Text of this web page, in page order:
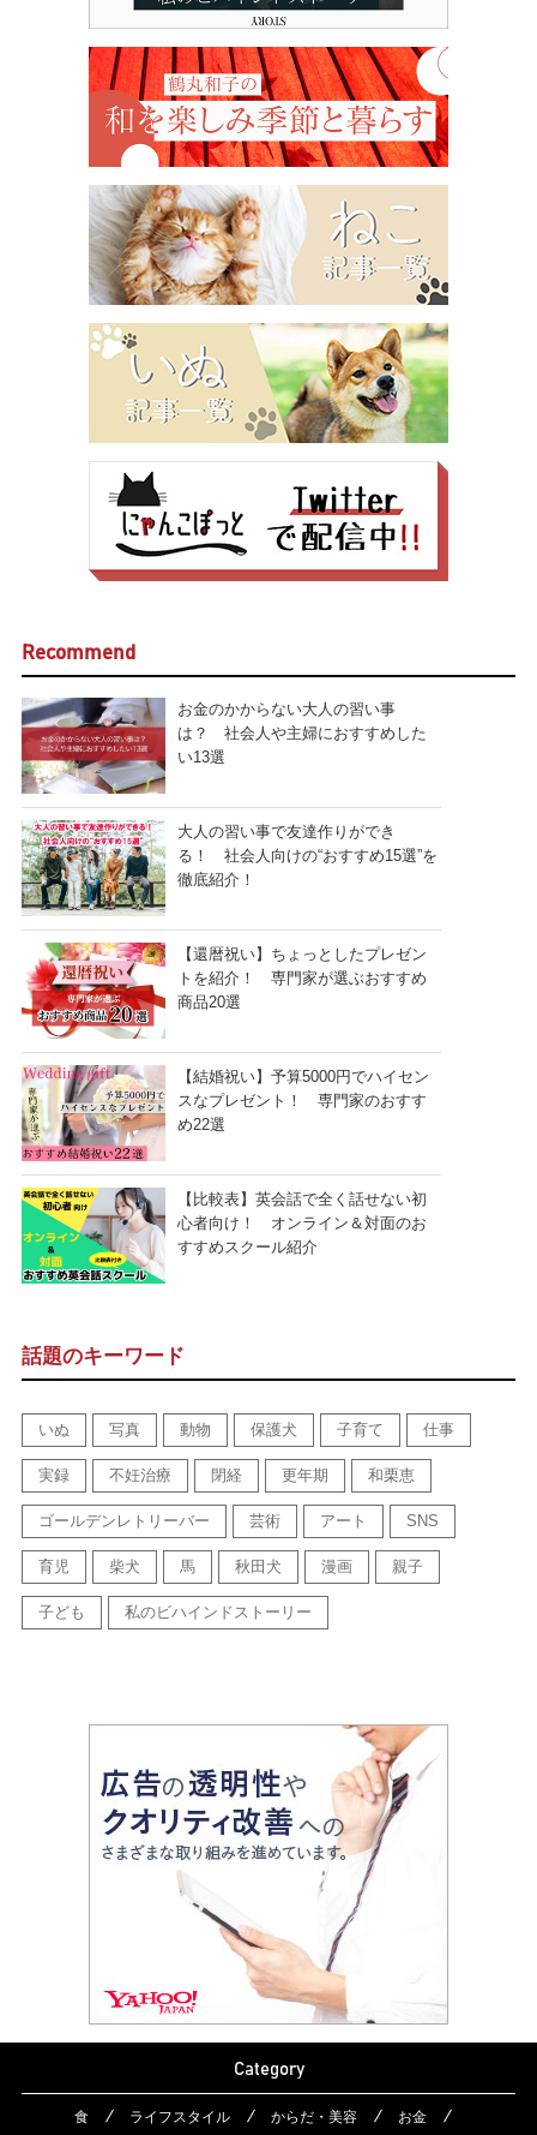
Recommend
お金のかからない大人の習い事
は？ 社会人や主婦におすすめした
い13選
大人の習い事で友達作りができ
る！ 社会人向けの“おすすめ15選”を
徹底紹介！
【還暦祝い】ちょっとしたプレゼン
トを紹介！ 専門家が選ぶおすすめ
商品20選
【結婚祝い】予算5000円でハイセン
スなプレゼント！ 専門家のおすす
め22選
【比較表】英会話で全く話せない初
心者向け！ オンライン＆対面のお
すすめスクール紹介
話題のキーワード
いぬ 写真 動物 保護犬 子育て 仕事
実録 不妊治療 閉経 更年期 和栗恵
ゴールデンレトリーバー 芸術 アート SNS
育児 柴犬 馬 秋田犬 漫画 親子
子ども 私のビハインドストーリー
Category
食 ライフスタイル からだ・美容 お金